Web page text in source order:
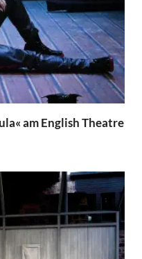
am English Theatre